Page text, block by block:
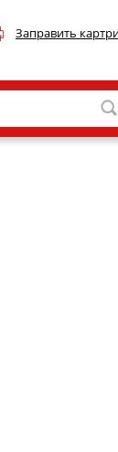
Заправить